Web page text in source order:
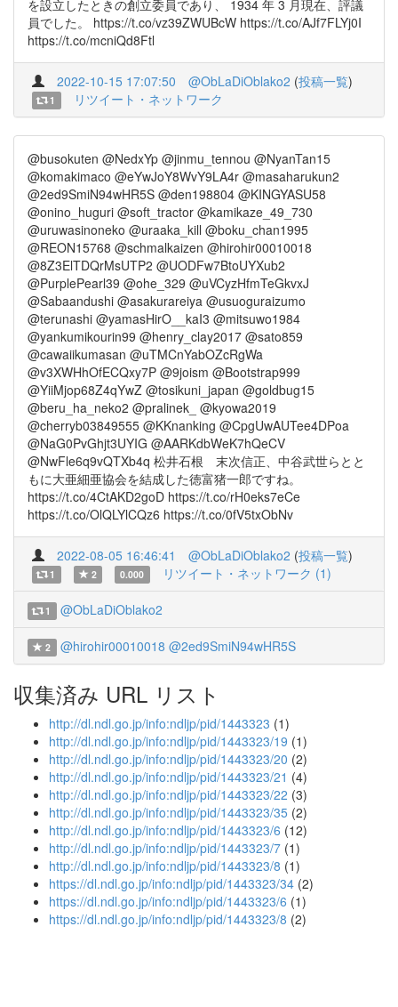
を設立したときの創立委員であり、 1934 年 3 月現在、評議
員でした。 https://t.co/vz39ZWUBcW https://t.co/AJf7FLYj0I
https://t.co/mcniQd8Ftl
2022-10-15 17:07:50 @ObLaDiOblako2 (投稿一覧)
1 リツイート・ネットワーク
@busokuten @NedxYp @jinmu_tennou @NyanTan15
@komakimaco @eYwJoY8WvY9LA4r @masaharukun2
@2ed9SmiN94wHR5S @den198804 @KINGYASU58
@onino_huguri @soft_tractor @kamikaze_49_730
@uruwasinoneko @uraaka_kill @boku_chan1995
@REON15768 @schmalkaizen @hirohir00010018
@8Z3ElTDQrMsUTP2 @UODFw7BtoUYXub2
@PurplePearl39 @ohe_329 @uVCyzHfmTeGkvxJ
@Sabaandushi @asakurareiya @usuoguraizumo
@terunashi @yamasHirO__kaI3 @mitsuwo1984
@yankumikourin99 @henry_clay2017 @sato859
@cawaiikumasan @uTMCnYabOZcRgWa
@v3XWHhOfECQxy7P @9joism @Bootstrap999
@YiiMjop68Z4qYwZ @tosikuni_japan @goldbug15
@beru_ha_neko2 @pralinek_ @kyowa2019
@cherryb03849555 @KKnanking @CpgUwAUTee4DPoa
@NaG0PvGhjt3UYIG @AARKdbWeK7hQeCV
@NwFle6q9vQTXb4q 松井石根 末次信正、中谷武世らとと
もに大亜細亜協会を結成した徳富猪一郎ですね。
https://t.co/4CtAKD2goD https://t.co/rH0eks7eCe
https://t.co/OlQLYlCQz6 https://t.co/0fV5txObNv
2022-08-05 16:46:41 @ObLaDiOblako2 (投稿一覧)
1 2 0.000 リツイート・ネットワーク (1)
1 @ObLaDiOblako2
2 @hirohir00010018 @2ed9SmiN94wHR5S
収集済み URL リスト
http://dl.ndl.go.jp/info:ndljp/pid/1443323 (1)
http://dl.ndl.go.jp/info:ndljp/pid/1443323/19 (1)
http://dl.ndl.go.jp/info:ndljp/pid/1443323/20 (2)
http://dl.ndl.go.jp/info:ndljp/pid/1443323/21 (4)
http://dl.ndl.go.jp/info:ndljp/pid/1443323/22 (3)
http://dl.ndl.go.jp/info:ndljp/pid/1443323/35 (2)
http://dl.ndl.go.jp/info:ndljp/pid/1443323/6 (12)
http://dl.ndl.go.jp/info:ndljp/pid/1443323/7 (1)
http://dl.ndl.go.jp/info:ndljp/pid/1443323/8 (1)
https://dl.ndl.go.jp/info:ndljp/pid/1443323/34 (2)
https://dl.ndl.go.jp/info:ndljp/pid/1443323/6 (1)
https://dl.ndl.go.jp/info:ndljp/pid/1443323/8 (2)